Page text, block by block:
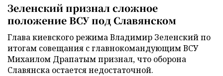
Зеленский признал сложное
положение ВСУ под Славянском
Глава киевского режима Владимир Зеленский по
итогам совещания с главнокомандующим ВСУ
Михаилом Драпатым признал, что оборона
Славянска остается недостаточной.